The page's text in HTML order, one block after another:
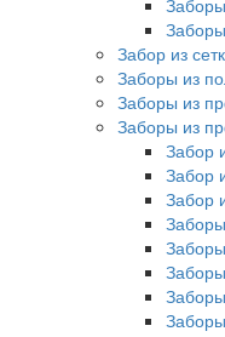
Забор из
Заборы из
Заборы из
Заборы из
Забор
Забор
Забор